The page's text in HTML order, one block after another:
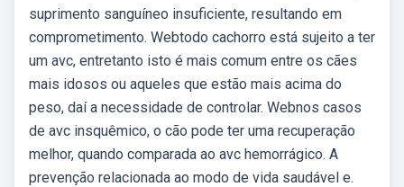
suprimento sanguíneo insuficiente, resultando em
comprometimento. Webtodo cachorro está sujeito a ter
um avc, entretanto isto é mais comum entre os cães
mais idosos ou aqueles que estão mais acima do
peso, daí a necessidade de controlar. Webnos casos
de avc insquêmico, o cão pode ter uma recuperação
melhor, quando comparada ao avc hemorrágico. A
prevenção relacionada ao modo de vida saudável e.